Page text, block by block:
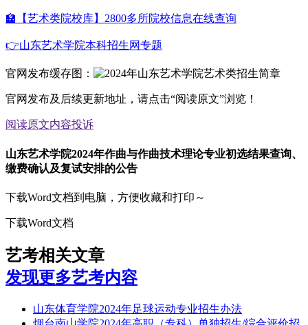
🏫【艺术类院校库】2800多所院校信息在线查询
👉山东艺术学院本科招生网专题
官网发布缓存图：
官网发布及后续更新地址，请点击“阅读原文”浏览！
阅读原文内容投诉
山东艺术学院2024年作曲与作曲技术理论专业初选结果查询、
缴费确认及复试安排的公告
下载Word文档到电脑，方便收藏和打印～
下载Word文档
艺考相关文章
发现更多艺考内容
山东体育学院2024年足球运动专业招生办法